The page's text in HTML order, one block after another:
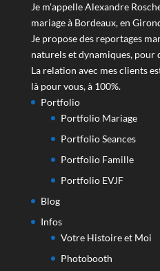
Je m'appelle Alexandre
mariage à Bordeaux, en
Je propose des reportages
naturels et dynamiques, pour
La relation avec mes clients
là pour vous, à 100%.
Portfolio
Portfolio Mariage
Portfolio Seances
Portfolio Famille
Portfolio EVJF
Blog
Infos
Votre Histoire et Moi
Photobooth